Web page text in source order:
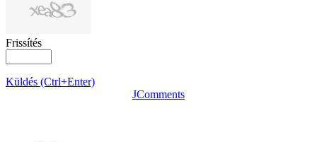
Frissítés
Küldés (Ctrl+Enter)
JComments